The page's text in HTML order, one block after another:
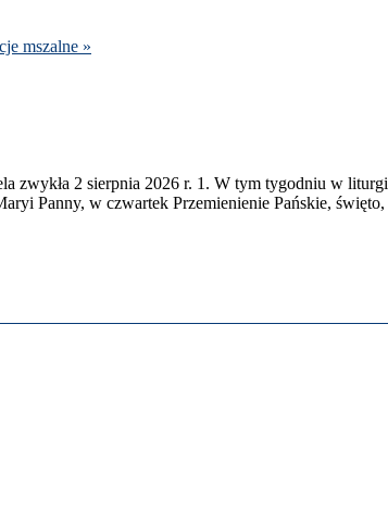
mszalne »
zwykła 2 sierp­nia 2026 r. 1 . W tym tygod­niu w
Panny, w czwartek Przemie­nie­nie Pańskie,